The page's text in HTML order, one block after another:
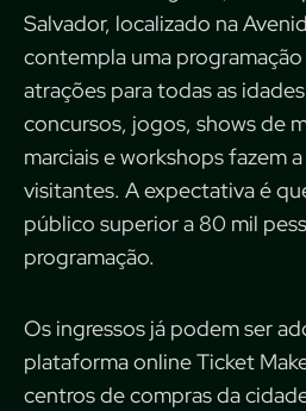
Salvador, localizado na
contempla uma
atrações para todas as
concursos, jogos, shows de
marciais e workshops fazem
visitantes. A expectativa é
público superior a 80 mil
programação.
Os ingressos já podem ser
plataforma online Ticket
centros de compras da